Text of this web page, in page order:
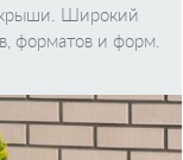
крыши. Широкий
форматов и форм.